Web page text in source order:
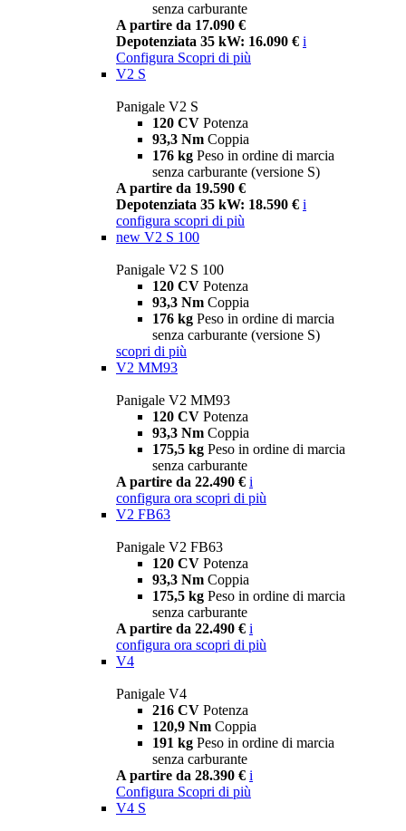
senza carburante
A partire da 17.090 €
Depotenziata 35 kW: 16.090 € i
Configura Scopri di più
V2 S
Panigale V2 S
120 CV Potenza
93,3 Nm Coppia
176 kg Peso in ordine di marcia
senza carburante (versione S)
A partire da 19.590 €
Depotenziata 35 kW: 18.590 € i
configura scopri di più
new V2 S 100
Panigale V2 S 100
120 CV Potenza
93,3 Nm Coppia
176 kg Peso in ordine di marcia
senza carburante (versione S)
scopri di più
V2 MM93
Panigale V2 MM93
120 CV Potenza
93,3 Nm Coppia
175,5 kg Peso in ordine di marcia
senza carburante
A partire da 22.490 € i
configura ora scopri di più
V2 FB63
Panigale V2 FB63
120 CV Potenza
93,3 Nm Coppia
175,5 kg Peso in ordine di marcia
senza carburante
A partire da 22.490 € i
configura ora scopri di più
V4
Panigale V4
216 CV Potenza
120,9 Nm Coppia
191 kg Peso in ordine di marcia
senza carburante
A partire da 28.390 € i
Configura Scopri di più
V4 S